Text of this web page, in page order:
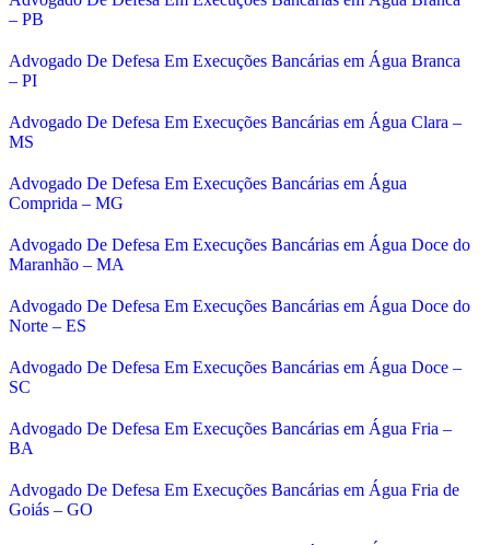
– PB
Advogado De Defesa Em Execuções Bancárias em Água Branca
– PI
Advogado De Defesa Em Execuções Bancárias em Água Clara –
MS
Advogado De Defesa Em Execuções Bancárias em Água
Comprida – MG
Advogado De Defesa Em Execuções Bancárias em Água Doce do
Maranhão – MA
Advogado De Defesa Em Execuções Bancárias em Água Doce do
Norte – ES
Advogado De Defesa Em Execuções Bancárias em Água Doce –
SC
Advogado De Defesa Em Execuções Bancárias em Água Fria –
BA
Advogado De Defesa Em Execuções Bancárias em Água Fria de
Goiás – GO